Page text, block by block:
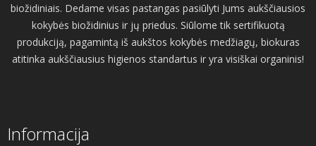
biožidiniais. Dedame visas pastangas pasiūlyti Jums aukščiausios
kokybės biožidinius ir jų priedus. Siūlome tik sertifikuotą
produkciją, pagamintą iš aukštos kokybės medžiagų, biokuras
atitinka aukščiausius higienos standartus ir yra visiškai organinis!
Informacija